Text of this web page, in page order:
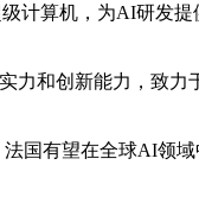
计算机，为AI研发提
和创新能力，致力
国有望在全球AI领域